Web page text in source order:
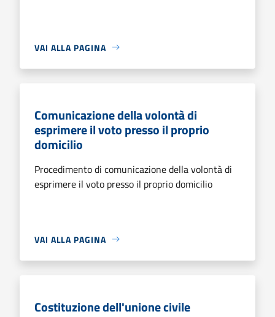
VAI ALLA PAGINA
Comunicazione della volontà di
esprimere il voto presso il proprio
domicilio
Procedimento di comunicazione della volontà di
esprimere il voto presso il proprio domicilio
VAI ALLA PAGINA
Costituzione dell'unione civile